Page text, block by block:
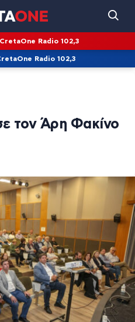
CretaOne Radio 102,3
Radio 102,3
τον Άρη Φακίνο